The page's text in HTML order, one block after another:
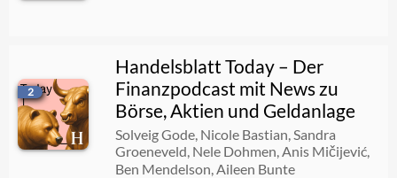
07.08.2026 00:35:54
Dürre und Niedrigwasser belasten Wirtschaft – Covestro-CPO im Gespräch / Deutsche Unternehmen profitieren vom US-KI-Boom
07.08.2026 00:31:33
2
Handelsblatt Today – Der
Finanzpodcast mit News zu
Börse, Aktien und Geldanlage
Solveig Gode, Nicole Bastian, Sandra
Groeneveld, Nele Dohmen, Anis Mičijević,
Ben Mendelson, Aileen Bunte